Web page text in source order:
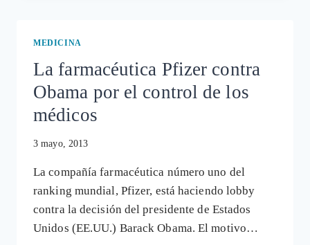
HISPANTV
MEDICINA
La farmacéutica Pfizer contra
Obama por el control de los
médicos
3 mayo, 2013
La compañía farmacéutica número uno del
ranking mundial, Pfizer, está haciendo lobby
contra la decisión del presidente de Estados
Unidos (EE.UU.) Barack Obama. El motivo…